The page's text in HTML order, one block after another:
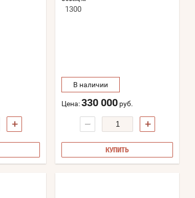
+
1300
В наличии
Цена:330 000 руб.
− +
КУПИТЬ